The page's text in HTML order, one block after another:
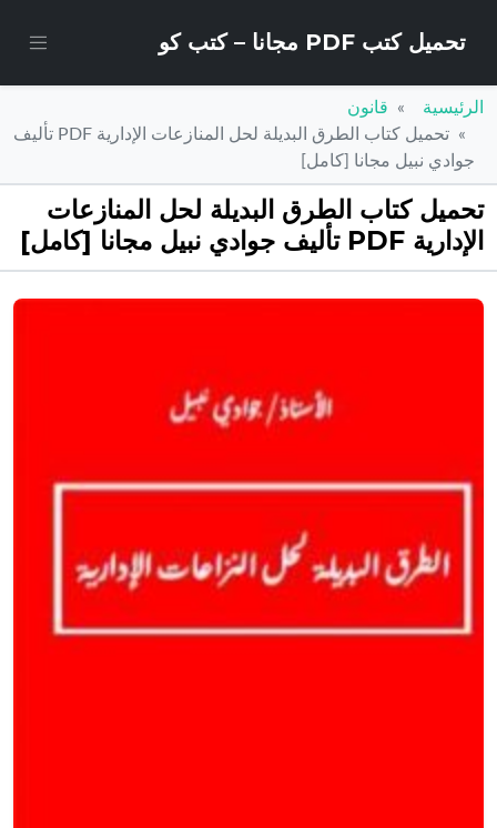
تحميل كتب PDF مجانا – كتب كو
الرئيسية
قانون
تحميل كتاب الطرق البديلة لحل المنازعات الإدارية PDF تأليف
جوادي نبيل مجانا [كامل]
تحميل كتاب الطرق البديلة لحل المنازعات
الإدارية PDF تأليف جوادي نبيل مجانا [كامل]